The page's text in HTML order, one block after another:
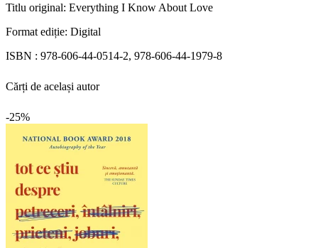
Titlu original: Everything I Know About Love
Format ediție: Digital
ISBN : 978-606-44-0514-2, 978-606-44-1979-8
Cărți de același autor
-25%